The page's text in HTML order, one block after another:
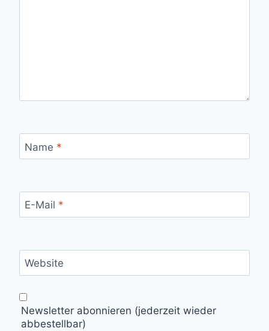
Name *
E-Mail *
Website
Newsletter abonnieren (jederzeit wieder
abbestellbar)